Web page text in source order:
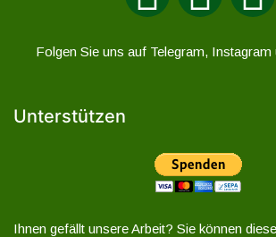
Folgen Sie uns auf Telegram,
Unterstützen
Ihnen gefällt unsere Arbeit? Sie können